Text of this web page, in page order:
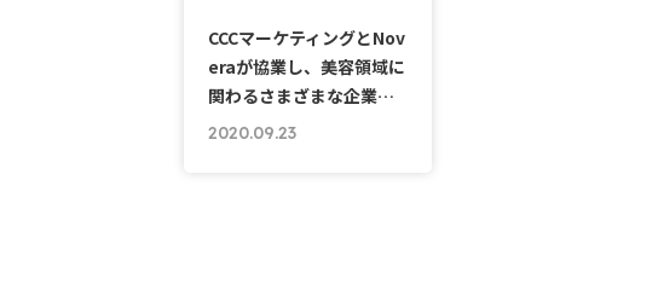
CCCマーケティングとNov
eraが協業し、美容領域に
関わるさまざまな企業…
2020.09.23